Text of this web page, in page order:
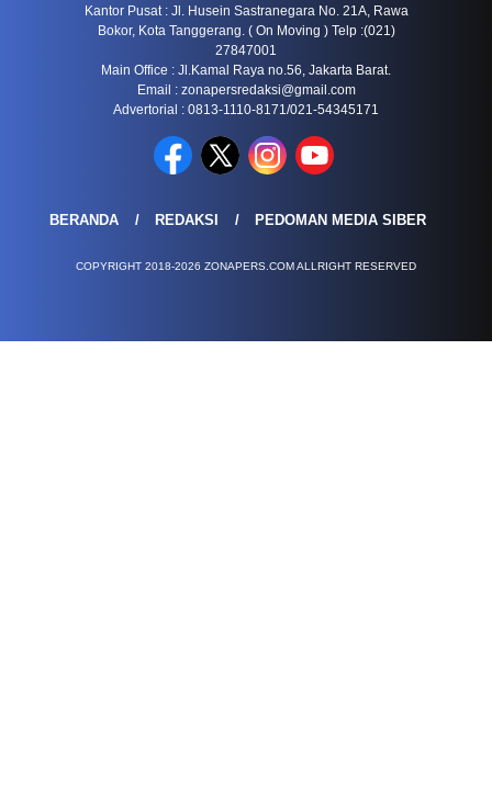
Kantor Pusat : Jl. Husein Sastranegara No. 21A, Rawa
Bokor, Kota Tanggerang. ( On Moving ) Telp :(021)
27847001
Main Office : Jl.Kamal Raya no.56, Jakarta Barat.
Email : zonapersredaksi@gmail.com
Advertorial : 0813-1110-8171/021-54345171
BERANDA REDAKSI PEDOMAN MEDIA SIBER
COPYRIGHT 2018-2026 ZONAPERS.COM ALLRIGHT RESERVED